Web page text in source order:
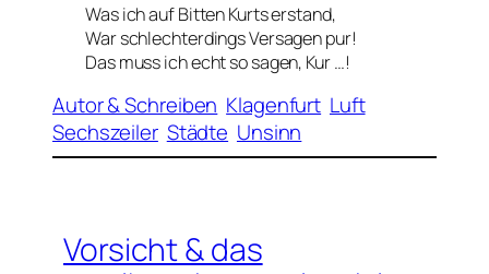
Was ich auf Bitten Kurts erstand,
War schlechterdings Versagen pur!
Das muss ich echt so sagen, Kur …!
Autor & Schreiben Klagenfurt Luft
Sechszeiler Städte Unsinn
Vorsicht & das